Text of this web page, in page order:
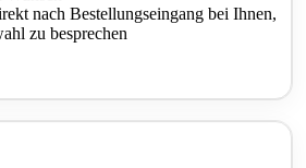
nach Bestellungseingang bei Ihnen,
zu besprechen